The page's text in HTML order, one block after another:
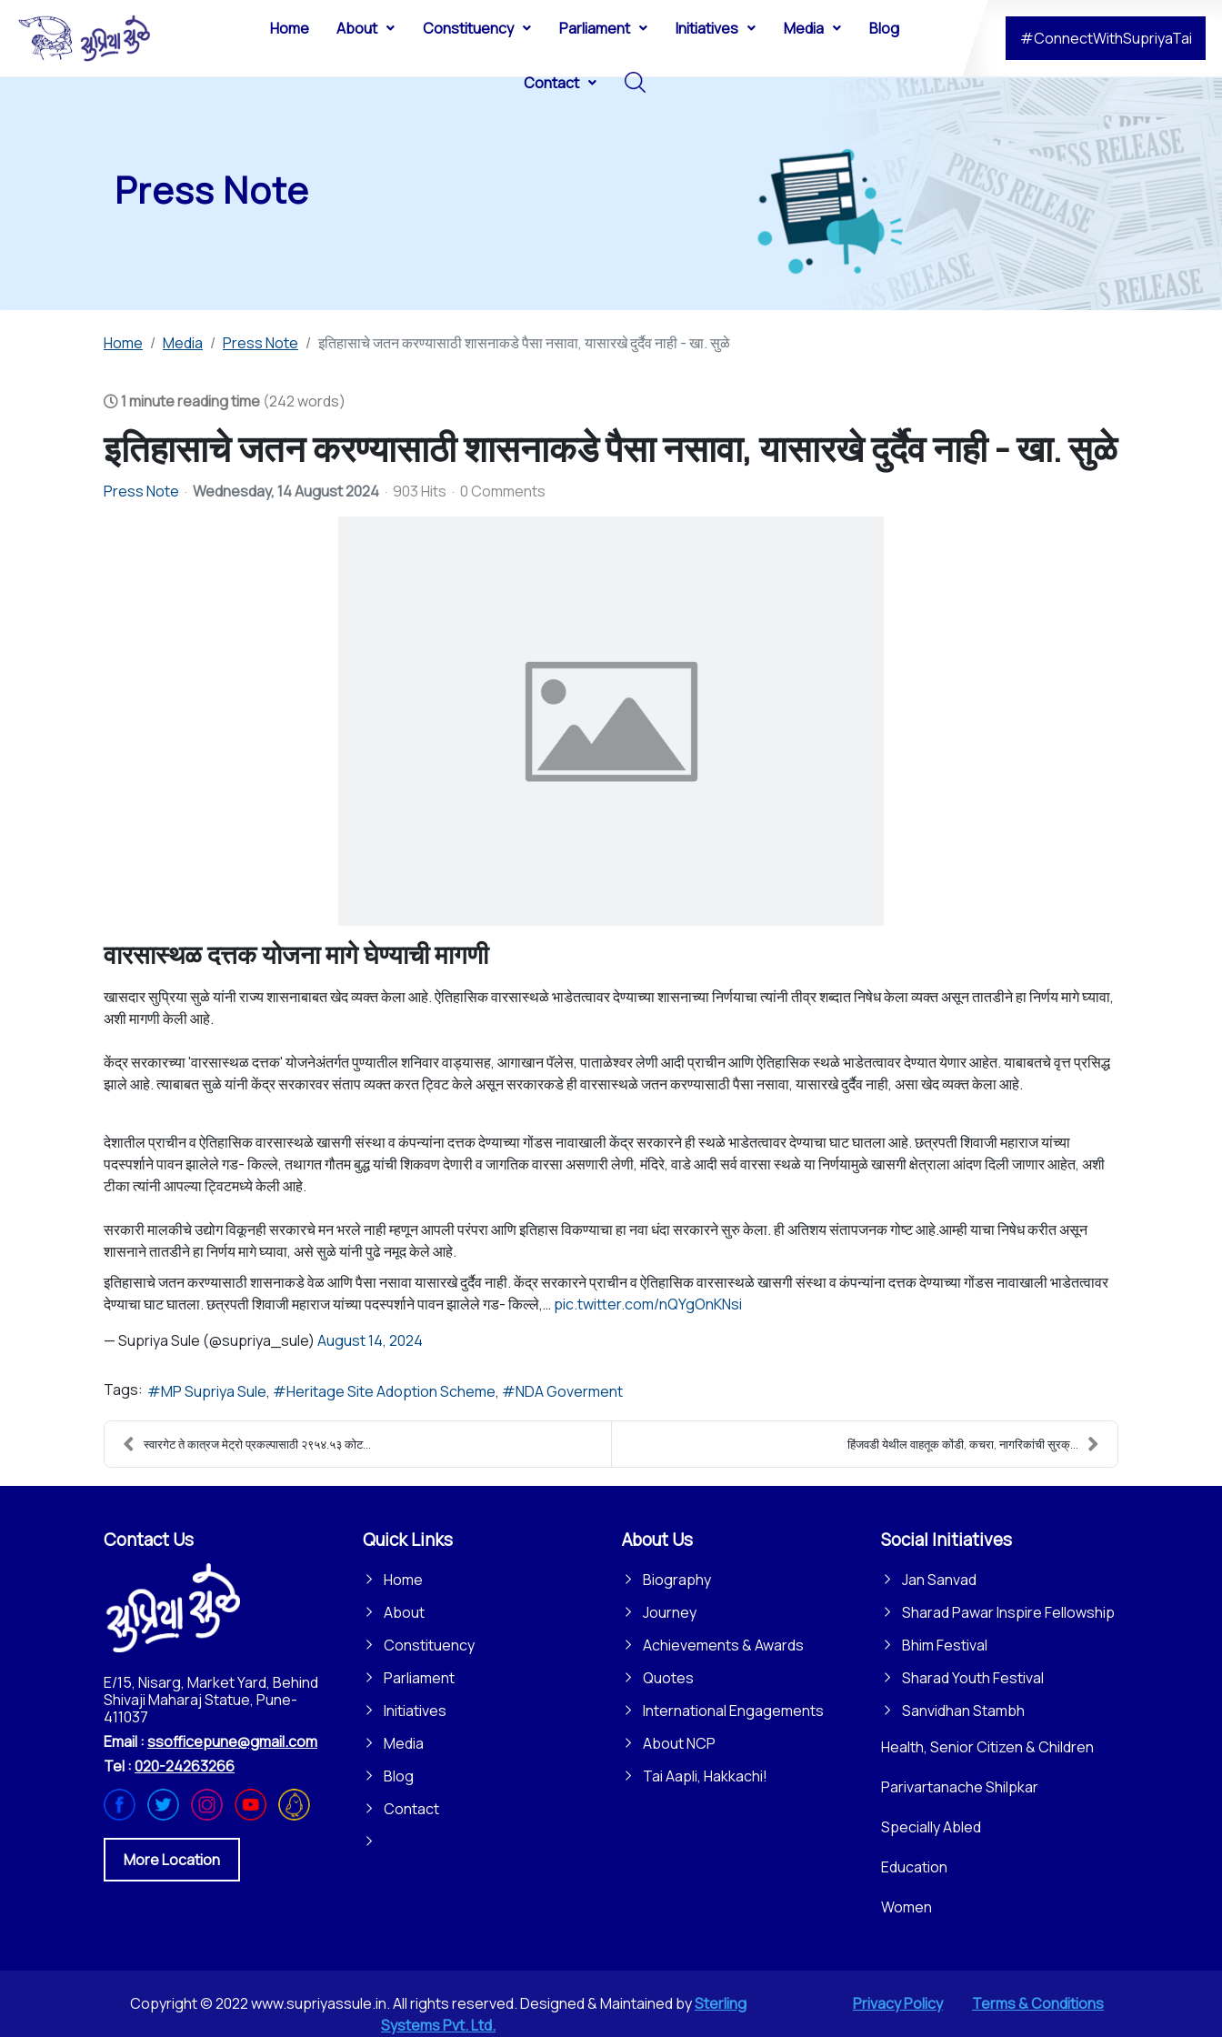
Home About Constituency Parliament Initiatives Media Blog
Contact
#ConnectWithSupriyaTai
Press Note
Home Media Press Note इतिहासाचे जतन करण्यासाठी शासनाकडे पैसा नसावा, यासारखे दुर्दैव नाही - खा. सुळे
1 minute reading time (242 words)
इतिहासाचे जतन करण्यासाठी शासनाकडे पैसा नसावा, यासारखे दुर्दैव नाही - खा. सुळे
Press Note Wednesday, 14 August 2024 903 Hits 0 Comments
वारसास्थळ दत्तक योजना मागे घेण्याची मागणी
खासदार सुप्रिया सुळे यांनी राज्य शासनाबाबत खेद व्यक्त केला आहे. ऐतिहासिक वारसास्थळे भाडेतत्वावर देण्याच्या शासनाच्या निर्णयाचा त्यांनी तीव्र शब्दात निषेध केला व्यक्त असून तातडीने हा निर्णय मागे घ्यावा,
अशी मागणी केली आहे.
केंद्र सरकारच्या 'वारसास्थळ दत्तक' योजनेअंतर्गत पुण्यातील शनिवार वाड्यासह, आगाखान पॅलेस, पाताळेश्वर लेणी आदी प्राचीन आणि ऐतिहासिक स्थळे भाडेतत्वावर देण्यात येणार आहेत. याबाबतचे वृत्त प्रसिद्ध
झाले आहे. त्याबाबत सुळे यांनी केंद्र सरकारवर संताप व्यक्त करत ट्विट केले असून सरकारकडे ही वारसास्थळे जतन करण्यासाठी पैसा नसावा, यासारखे दुर्दैव नाही, असा खेद व्यक्त केला आहे.
देशातील प्राचीन व ऐतिहासिक वारसास्थळे खासगी संस्था व कंपन्यांना दत्तक देण्याच्या गोंडस नावाखाली केंद्र सरकारने ही स्थळे भाडेतत्वावर देण्याचा घाट घातला आहे. छत्रपती शिवाजी महाराज यांच्या
पदस्पर्शाने पावन झालेले गड- किल्ले, तथागत गौतम बुद्ध यांची शिकवण देणारी व जागतिक वारसा असणारी लेणी, मंदिरे, वाडे आदी सर्व वारसा स्थळे या निर्णयामुळे खासगी क्षेत्राला आंदण दिली जाणार आहेत, अशी
टीका त्यांनी आपल्या ट्विटमध्ये केली आहे.
सरकारी मालकीचे उद्योग विकूनही सरकारचे मन भरले नाही म्हणून आपली परंपरा आणि इतिहास विकण्याचा हा नवा धंदा सरकारने सुरु केला. ही अतिशय संतापजनक गोष्ट आहे.आम्ही याचा निषेध करीत असून
शासनाने तातडीने हा निर्णय मागे घ्यावा, असे सुळे यांनी पुढे नमूद केले आहे.
इतिहासाचे जतन करण्यासाठी शासनाकडे वेळ आणि पैसा नसावा यासारखे दुर्दैव नाही. केंद्र सरकारने प्राचीन व ऐतिहासिक वारसास्थळे खासगी संस्था व कंपन्यांना दत्तक देण्याच्या गोंडस नावाखाली भाडेतत्वावर
देण्याचा घाट घातला. छत्रपती शिवाजी महाराज यांच्या पदस्पर्शाने पावन झालेले गड- किल्ले,… pic.twitter.com/nQYgOnKNsi
— Supriya Sule (@supriya_sule) August 14, 2024
Tags: MP Supriya Sule Heritage Site Adoption Scheme NDA Goverment
स्वारगेट ते कात्रज मेट्रो प्रकल्पासाठी २९५४.५३ कोट... हिंजवडी येथील वाहतूक कोंडी, कचरा, नागरिकांची सुरक्...
Contact Us
E/15, Nisarg, Market Yard, Behind
Shivaji Maharaj Statue, Pune-
411037
Email :ssofficepune@gmail.com
Tel :020-24263266
More Location
Quick Links
Home
About
Constituency
Parliament
Initiatives
Media
Blog
Contact
About Us
Biography
Journey
Achievements & Awards
Quotes
International Engagements
About NCP
Tai Aapli, Hakkachi!
Social Initiatives
Jan Sanvad
Sharad Pawar Inspire Fellowship
Bhim Festival
Sharad Youth Festival
Sanvidhan Stambh
Health, Senior Citizen & Children
Parivartanache Shilpkar
Specially Abled
Education
Women
Copyright © 2022 www.supriyassule.in. All rights reserved. Designed & Maintained bySterling
Systems Pvt. Ltd.
Privacy Policy Terms & Conditions